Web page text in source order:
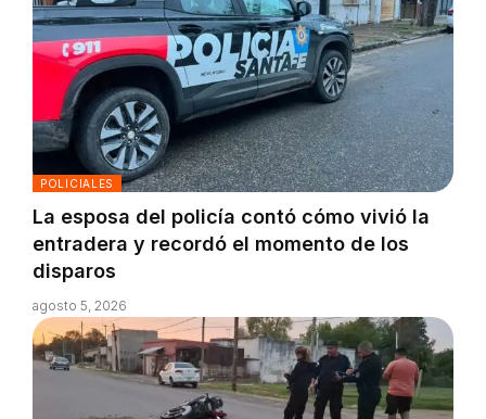
POLICIALES
La esposa del policía contó cómo vivió la
entradera y recordó el momento de los
disparos
agosto 5, 2026